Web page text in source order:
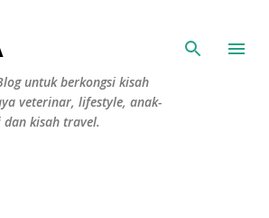
untuk berkongsi kisah
veterinar, lifestyle, anak-
kisah travel.